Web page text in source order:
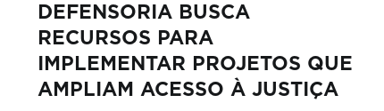
DEFENSORIA BUSCA
RECURSOS PARA
IMPLEMENTAR PROJETOS QUE
AMPLIAM ACESSO À JUSTIÇA